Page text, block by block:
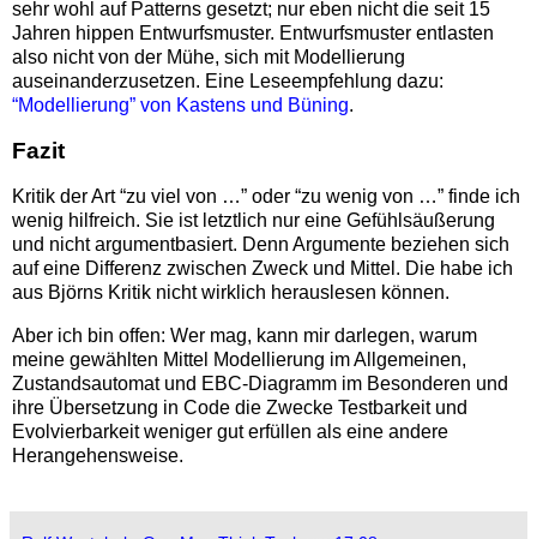
sehr wohl auf Patterns gesetzt; nur eben nicht die seit 15
Jahren hippen Entwurfsmuster. Entwurfsmuster entlasten
also nicht von der Mühe, sich mit Modellierung
auseinanderzusetzen. Eine Leseempfehlung dazu:
“Modellierung” von Kastens und Büning.
Fazit
Kritik der Art “zu viel von …” oder “zu wenig von …” finde ich
wenig hilfreich. Sie ist letztlich nur eine Gefühlsäußerung
und nicht argumentbasiert. Denn Argumente beziehen sich
auf eine Differenz zwischen Zweck und Mittel. Die habe ich
aus Björns Kritik nicht wirklich herauslesen können.
Aber ich bin offen: Wer mag, kann mir darlegen, warum
meine gewählten Mittel Modellierung im Allgemeinen,
Zustandsautomat und EBC-Diagramm im Besonderen und
ihre Übersetzung in Code die Zwecke Testbarkeit und
Evolvierbarkeit weniger gut erfüllen als eine andere
Herangehensweise.